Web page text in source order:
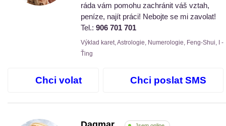
ráda vám pomohu zachránit váš vztah,
peníze, najít práci! Nebojte se mi zavolat!
Tel.: 906 701 701
Výklad karet, Astrologie, Numerologie, Feng-Shui, I -
Ťing
Chci volat Chci poslat SMS